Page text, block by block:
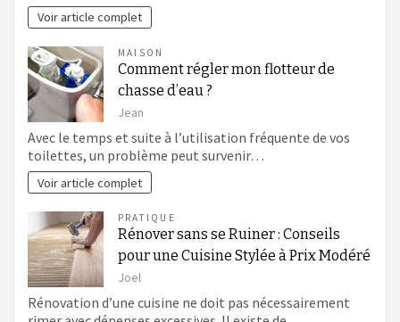
Voir article complet
MAISON
Comment régler mon flotteur de
chasse d’eau ?
Jean
Avec le temps et suite à l’utilisation fréquente de vos
toilettes, un problème peut survenir…
Voir article complet
PRATIQUE
Rénover sans se Ruiner : Conseils
pour une Cuisine Stylée à Prix Modéré
Joel
Rénovation d’une cuisine ne doit pas nécessairement